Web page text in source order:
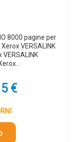
8000 pagine per
VERSALINK
VERSALINK
€.
€Il